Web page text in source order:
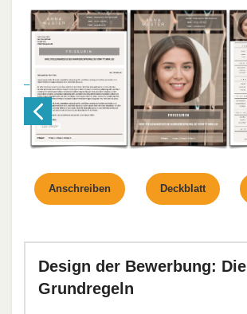
Anschreiben Deckblatt
Design der Bewerbung: Die
Grundregeln